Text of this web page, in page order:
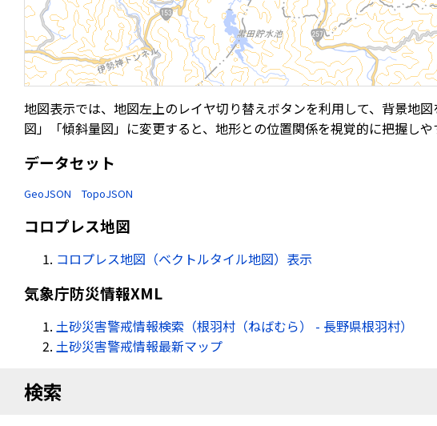
地図表示では、地図左上のレイヤ切り替えボタンを利用して、背景地
図」「傾斜量図」に変更すると、地形との位置関係を視覚的に把握しや
データセット
GeoJSON TopoJSON
コロプレス地図
コロプレス地図（ベクトルタイル地図）表示
気象庁防災情報XML
土砂災害警戒情報検索（根羽村（ねばむら） - 長野県根羽村）
土砂災害警戒情報最新マップ
検索